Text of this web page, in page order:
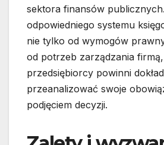
sektora finansów
odpowiedniego systemu
nie tylko od wymogów
od potrzeb zarządzania
przedsiębiorcy powinni
przeanalizować swoje
podjęciem decyzji.